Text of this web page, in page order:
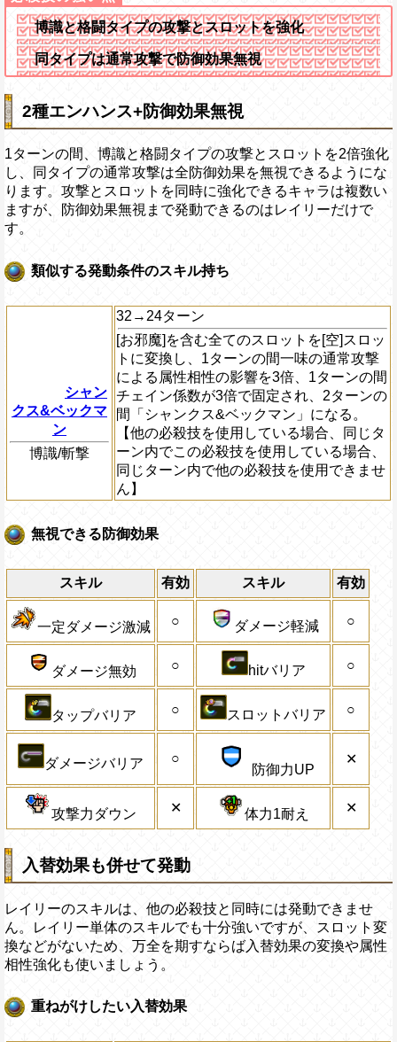
博識と格闘タイプの攻撃とスロットを強化
同タイプは通常攻撃で防御効果無視
2種エンハンス+防御効果無視
1ターンの間、博識と格闘タイプの攻撃とスロットを2倍強化
し、同タイプの通常攻撃は全防御効果を無視できるようにな
ります。攻撃とスロットを同時に強化できるキャラは複数い
ますが、防御効果無視まで発動できるのはレイリーだけで
す。
類似する発動条件のスキル持ち
シャン
クス&ベックマ
ン
博識/斬撃
32→24ターン
[お邪魔]を含む全てのスロットを[空]スロッ
トに変換し、1ターンの間一味の通常攻撃
による属性相性の影響を3倍、1ターンの間
チェイン係数が3倍で固定され、2ターンの
間「シャンクス&ベックマン」になる。
【他の必殺技を使用している場合、同じタ
ーン内でこの必殺技を使用している場合、
同じターン内で他の必殺技を使用できませ
ん】
無視できる防御効果
スキル 有効 スキル 有効
一定ダメージ激減 ○ ダメージ軽減 ○
ダメージ無効 ○ hitバリア ○
タップバリア ○ スロットバリア ○
ダメージバリア ○
防御力UP
✕
攻撃力ダウン ✕ 体力1耐え ✕
入替効果も併せて発動
レイリーのスキルは、他の必殺技と同時には発動できませ
ん。レイリー単体のスキルでも十分強いですが、スロット変
換などがないため、万全を期すならば入替効果の変換や属性
相性強化も使いましょう。
重ねがけしたい入替効果